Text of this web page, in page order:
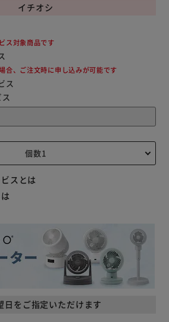
日をご指定いただけます
イチオシ
ス対象商品です
合、ご注文時に申し込みが可能です
ス
スとは